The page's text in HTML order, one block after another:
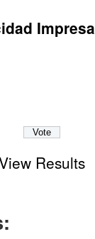
Results